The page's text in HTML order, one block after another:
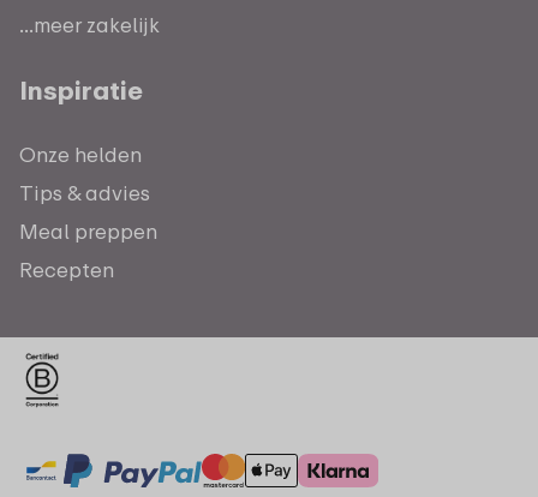
...meer zakelijk
Inspiratie
Onze helden
Tips & advies
Meal preppen
Recepten